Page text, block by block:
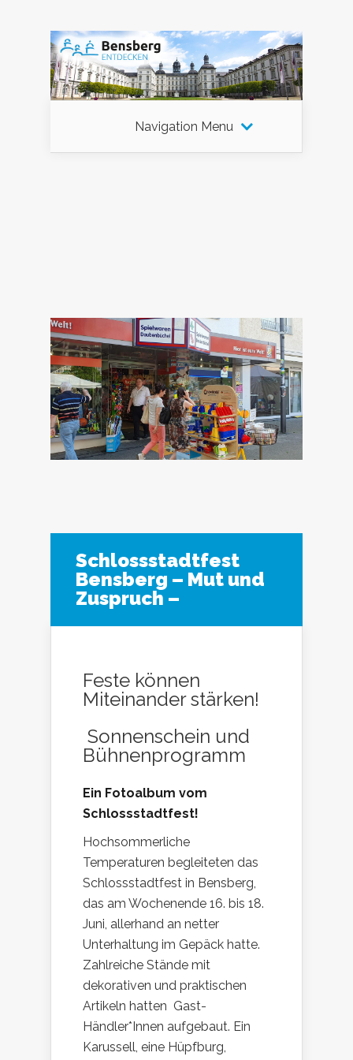
Navigation Menu
Schlossstadtfest
Bensberg – Mut und
Zuspruch –
Feste können
Miteinander stärken!
Sonnenschein und
Bühnenprogramm
Ein Fotoalbum vom
Schlossstadtfest!
Hochsommerliche
Temperaturen begleiteten das
Schlossstadtfest in Bensberg,
das am Wochenende 16. bis 18.
Juni, allerhand an netter
Unterhaltung im Gepäck hatte.
Zahlreiche Stände mit
dekorativen und praktischen
Artikeln hatten Gast-
Händler*Innen aufgebaut. Ein
Karussell, eine Hüpfburg,